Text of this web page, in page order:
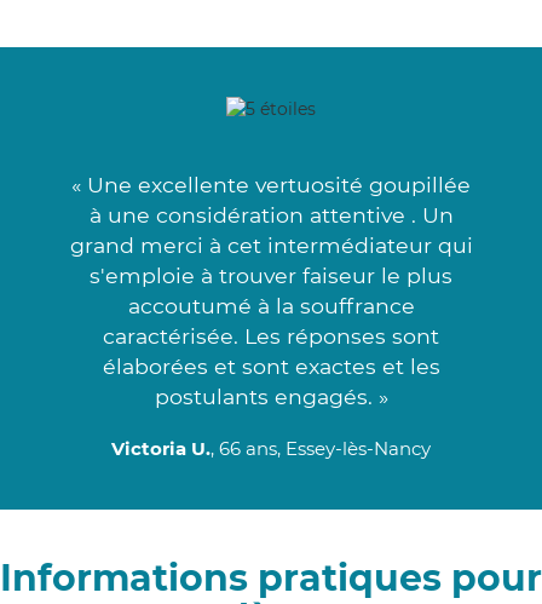
« Une excellente vertuosité goupillée
à une considération attentive . Un
grand merci à cet intermédiateur qui
s'emploie à trouver faiseur le plus
accoutumé à la souffrance
caractérisée. Les réponses sont
élaborées et sont exactes et les
postulants engagés. »
Victoria U., 66 ans, Essey-lès-Nancy
Informations pratiques pour